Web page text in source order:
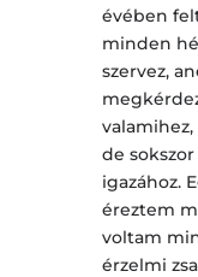
évében
minden
szervez,
de
igazához.
éreztem
voltam
érzelmi